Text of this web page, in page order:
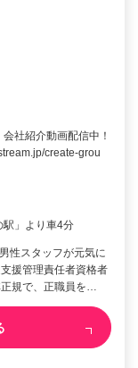
社紹介動画配信中！
create-grou
駅」より車4分
性スタッフが元気に
援管理責任者資格者
規で、正職員を…